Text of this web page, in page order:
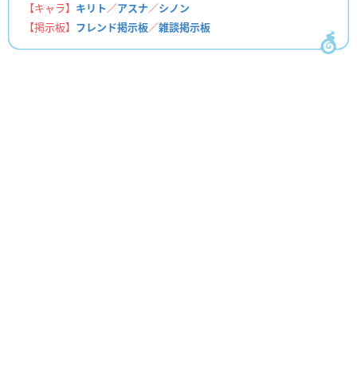
【キャラ】 キリト／アスナ／シノン
【掲示板】 フレンド掲示板／雑談掲示板